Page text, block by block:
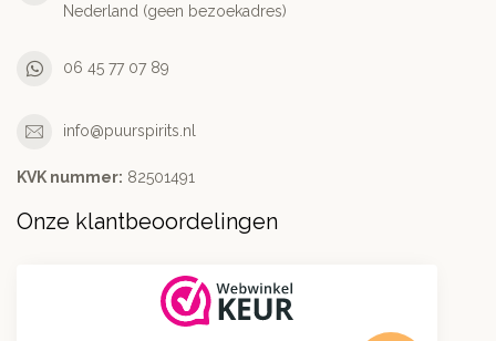
Nederland (geen bezoekadres)
06 45 77 07 89
info@puurspirits.nl
KVK nummer: 82501491
Onze klantbeoordelingen